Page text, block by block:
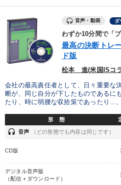
音声・動画 ダ
わずか10分間で「
最高の決断トレ
ド版
松本 進(米国ISコ
会社の最高責任者として、日々重要な
断が、同じ自分が下したものであるに
たり、時に弱腰な収拾策であったり…
形 態
headset 音声 （どの形態でも内容は同じです）
CD版
デジタル音声版
（配信＋ダウンロード）